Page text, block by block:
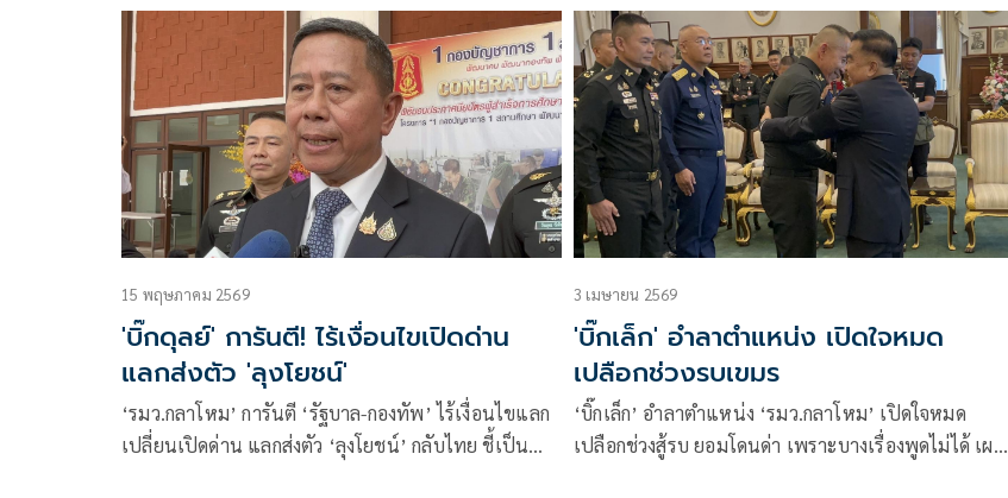
15 พฤษภาคม 2569
'บิ๊กดุลย์' การันตี! ไร้เงื่อนไขเปิดด่าน
แลกส่งตัว 'ลุงโยชน์'
‘รมว.กลาโหม’ การันตี ‘รัฐบาล-กองทัพ’ ไร้เงื่อนไขแลก
เปลี่ยนเปิดด่าน แลกส่งตัว ‘ลุงโยชน์’ กลับไทย ชี้เป็น
3 เมษายน 2569
'บิ๊กเล็ก' อำลาตำแหน่ง เปิดใจหมด
เปลือกช่วงรบเขมร
‘บิ๊กเล็ก’ อำลาตำแหน่ง ‘รมว.กลาโหม’ เปิดใจหมด
เปลือกช่วงสู้รบ ยอมโดนด่า เพราะบางเรื่องพูดไม่ได้ เผย